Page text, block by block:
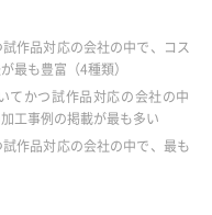
作品対応の会社の中で、コス
最も豊富（4種類）
かつ試作品対応の会社の中
工事例の掲載が最も多い
作品対応の会社の中で、最も